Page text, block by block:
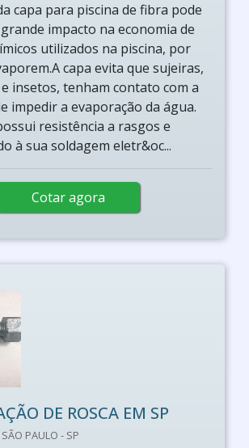
capa para piscina de fibra pode
impacto na economia de
utilizados na piscina, por
capa evita que sujeiras,
insetos, tenham contato com a
impedir a evaporação da água.
resistência a rasgos e
à sua soldagem eletr&oc...
Cotar agora
DE ROSCA EM SP
PAULO - SP